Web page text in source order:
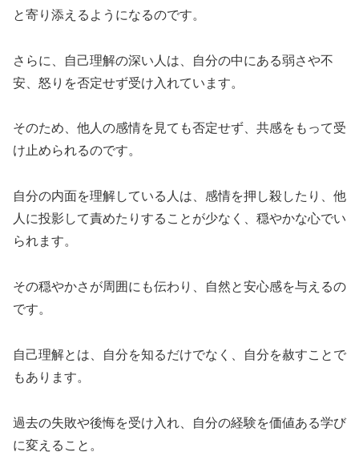
と寄り添えるようになるのです。
さらに、自己理解の深い人は、自分の中にある弱さや不
安、怒りを否定せず受け入れています。
そのため、他人の感情を見ても否定せず、共感をもって受
け止められるのです。
自分の内面を理解している人は、感情を押し殺したり、他
人に投影して責めたりすることが少なく、穏やかな心でい
られます。
その穏やかさが周囲にも伝わり、自然と安心感を与えるの
です。
自己理解とは、自分を知るだけでなく、自分を赦すことで
もあります。
過去の失敗や後悔を受け入れ、自分の経験を価値ある学び
に変えること。